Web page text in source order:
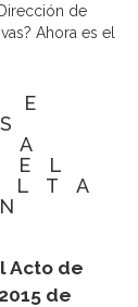
de
Ahora es el
E
Acto de
de